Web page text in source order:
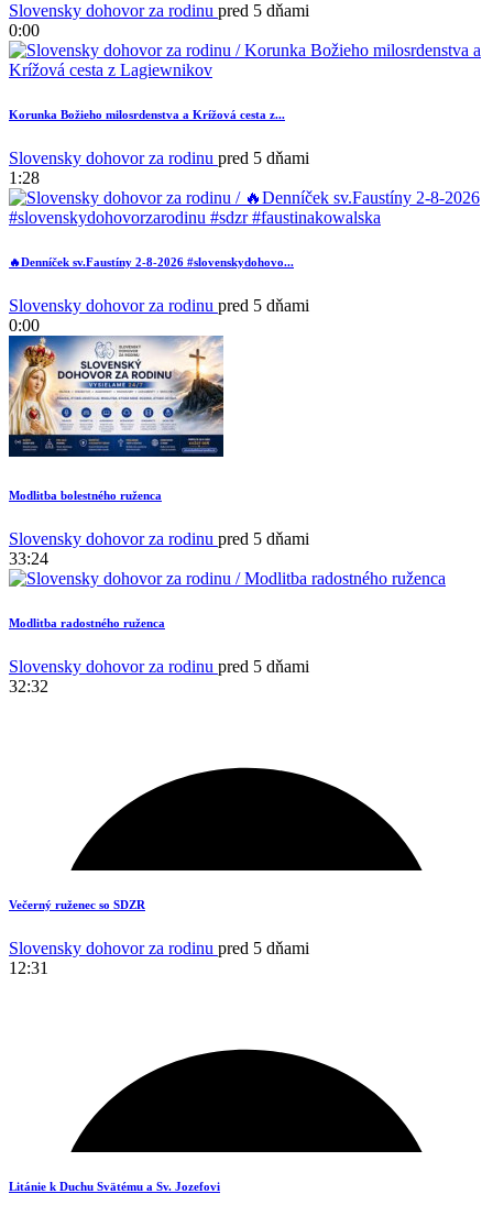
1
Slovensky dohovor za rodinu pred 5 dňami
0:00
Korunka Božieho milosrdenstva a Krížová cesta z...
Slovensky dohovor za rodinu pred 5 dňami
1:28
🔥Denníček sv.Faustíny 2-8-2026 #slovenskydohovo...
Slovensky dohovor za rodinu pred 5 dňami
0:00
Modlitba bolestného ruženca
Slovensky dohovor za rodinu pred 5 dňami
33:24
Modlitba radostného ruženca
Slovensky dohovor za rodinu pred 5 dňami
32:32
1
Večerný ruženec so SDZR
Slovensky dohovor za rodinu pred 5 dňami
12:31
Litánie k Duchu Svätému a Sv. Jozefovi